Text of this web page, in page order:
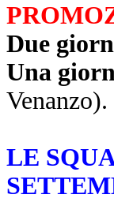
Due
Una
Venanzo).
LE